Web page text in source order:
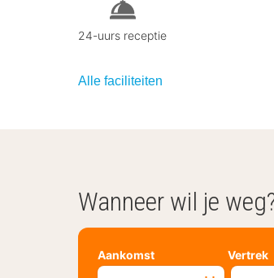
24-uurs receptie
Alle faciliteiten
Wanneer wil je
Aankomst Vertrek